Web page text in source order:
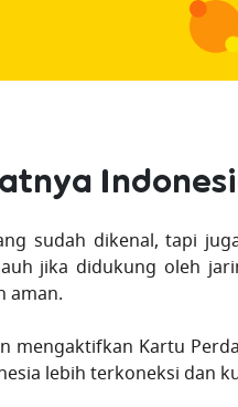
sudah dikenal, tapi
jika didukung oleh
aman.
Kartu
lebih terkoneksi dan